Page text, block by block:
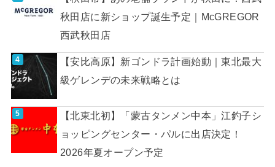
秋田店に新ショップ誕生予定｜McGREGOR
西武秋田店
【安比高原】新ゴンドラ計画始動｜東北最大
級ゲレンデの未来戦略とは
【北東北初】「蒙古タンメン中本」江釣子シ
ョッピングセンター・パルに出店決定！
2026年夏オープン予定